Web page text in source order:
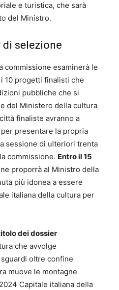
e turistica, che sarà
del Ministro.
selezione
commissione esaminerà le
10 progetti finalisti che
pubbliche che si
del Ministero della cultura
finaliste avranno a
presentare la propria
sessione di ulteriori trenta
commissione. Entro il 15
proporrà al Ministro della
più idonea a essere
italiana della cultura per
dei dossier
che avvolge
oltre confine
muove le montagne
Capitale italiana della